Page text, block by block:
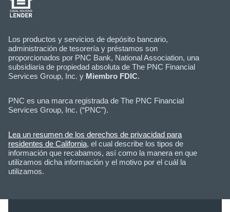
Los productos y servicios de depósito bancario,
administración de tesorería y préstamos son
proporcionados por PNC Bank, National Association, una
subsidiaria de propiedad absoluta de The PNC Financial
Services Group, Inc. y Miembro FDIC.
PNC es una marca registrada de The PNC Financial
Services Group, Inc. (“PNC”).
Lea un resumen de los derechos de privacidad para
residentes de California, el cual describe los tipos de
información que recabamos, así como la manera en que
utilizamos dicha información y el motivo por el cuál la
utilizamos.